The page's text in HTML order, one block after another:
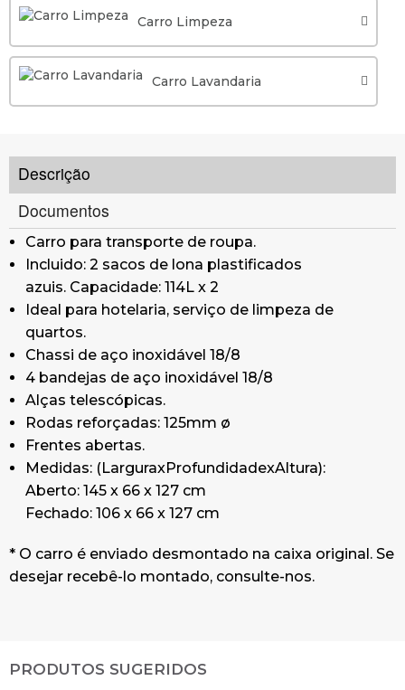
Se desejar recebê-lo montado, consulte-nos.
Carro Limpeza
Carro Lavandaria
Descrição
Documentos
Carro para transporte de roupa.
Incluido: 2 sacos de lona plastificados
azuis. Capacidade: 114L x 2
Ideal para hotelaria, serviço de limpeza de
quartos.
Chassi de aço inoxidável 18/8
4 bandejas de aço inoxidável 18/8
Alças telescópicas.
Rodas reforçadas: 125mm ø
Frentes abertas.
Medidas: (LarguraxProfundidadexAltura):
Aberto: 145 x 66 x 127 cm
Fechado: 106 x 66 x 127 cm
* O carro é enviado desmontado na caixa original. Se
desejar recebê-lo montado, consulte-nos.
PRODUTOS SUGERIDOS